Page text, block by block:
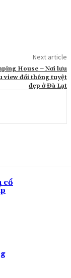
Next article
House – Nơi lưu
view đồi thông tuyệt
đẹp ở Đà Lạt
cổ